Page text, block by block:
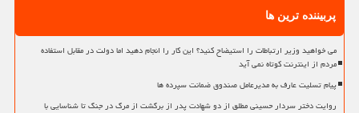
پربیننده ترین ها
می خواهید وزیر ارتباطات را استیضاح کنید؟ این کار را انجام دهید اما دولت در مقابل استفاده
مردم از اینترنت کوتاه نمی آید
پیام تسلیت عارف به مدیرعامل صندوق ضمانت سپرده ها
روایت دختر سردار حسینی مطلق از دو شهادت پدر از برگشت از مرگ در جنگ تا شناسایی با